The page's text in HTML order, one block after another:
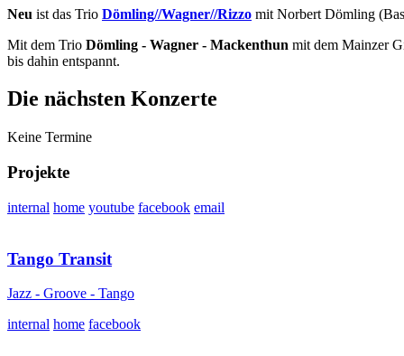
Neu ist das Trio Dömling//Wagner//Rizzo mit Norbert Dömling
Mit dem Trio Dömling - Wagner - Mackenthun mit dem Mainzer
bis dahin entspannt.
Die nächsten Konzerte
Keine Termine
Projekte
internal home youtube facebook email
Tango Transit
Jazz - Groove - Tango
internal home facebook